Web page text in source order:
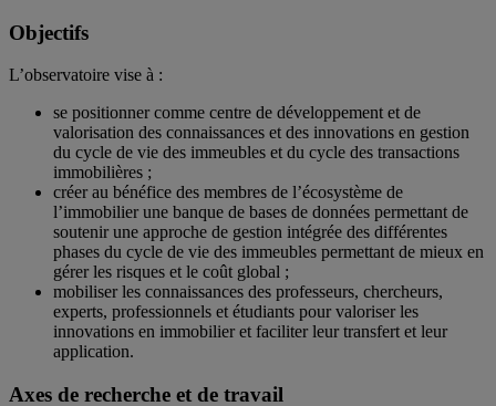
Objectifs
L’observatoire vise à :
se positionner comme centre de développement et de
valorisation des connaissances et des innovations en gestion
du cycle de vie des immeubles et du cycle des transactions
immobilières ;
créer au bénéfice des membres de l’écosystème de
l’immobilier une banque de bases de données permettant de
soutenir une approche de gestion intégrée des différentes
phases du cycle de vie des immeubles permettant de mieux en
gérer les risques et le coût global ;
mobiliser les connaissances des professeurs, chercheurs,
experts, professionnels et étudiants pour valoriser les
innovations en immobilier et faciliter leur transfert et leur
application.
Axes de recherche et de travail